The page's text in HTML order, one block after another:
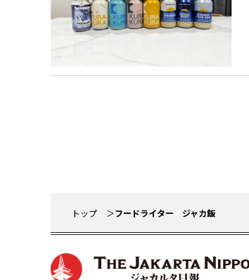
トップ フードライター ジャカ飯